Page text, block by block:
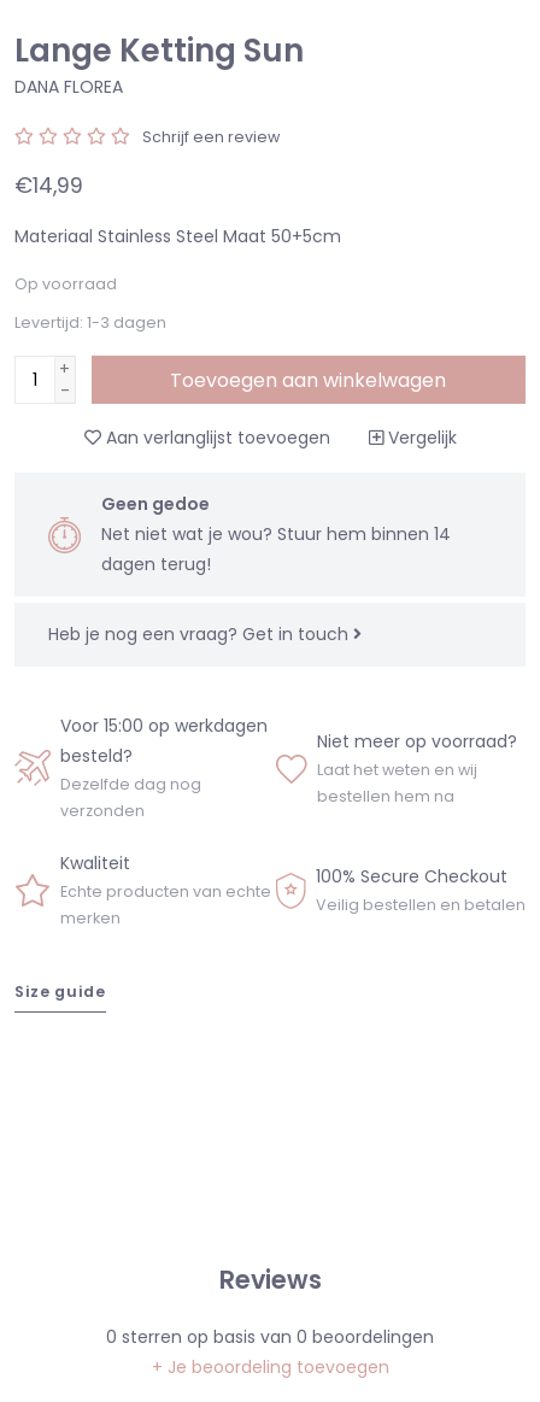
Lange Ketting Sun
DANA FLOREA
Schrijf een review
€14,99
Materiaal Stainless Steel Maat 50+5cm
Op voorraad
Levertijd: 1-3 dagen
+
-
Toevoegen aan winkelwagen
Aan verlanglijst toevoegen Vergelijk
Geen gedoe
Net niet wat je wou? Stuur hem binnen 14
dagen terug!
Heb je nog een vraag? Get in touch
Voor 15:00 op werkdagen
besteld?
Dezelfde dag nog
verzonden
Niet meer op voorraad?
Laat het weten en wij
bestellen hem na
Kwaliteit
Echte producten van echte
merken
100% Secure Checkout
Veilig bestellen en betalen
Size guide
Reviews
0 sterren op basis van 0 beoordelingen
+ Je beoordeling toevoegen